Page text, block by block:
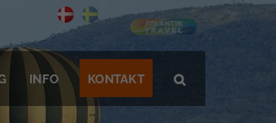
INFO KONTAKT 